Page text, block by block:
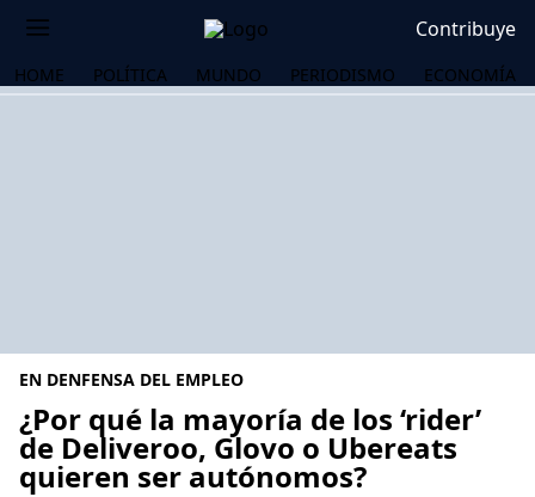
Contribuye
HOME POLÍTICA MUNDO PERIODISMO ECONOMÍA
EN DENFENSA DEL EMPLEO
¿Por qué la mayoría de los ‘rider’
de Deliveroo, Glovo o Ubereats
quieren ser autónomos?